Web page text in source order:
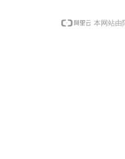
本网站由